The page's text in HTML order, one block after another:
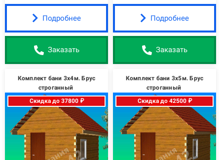
Подробнее
Заказать
Подробнее
Заказать
Комплект бани 3х4м. Брус
строганный
Скидка до 37800 ₽
Комплект бани 3х5м. Брус
строганный
Скидка до 42500 ₽